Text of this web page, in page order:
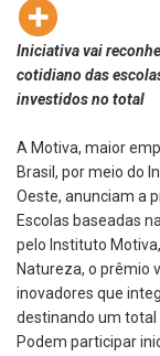
Iniciativa vai
cotidiano das
investidos no total
A Motiva, maior
Brasil, por meio do
Oeste, anunciam a
Escolas baseadas
pelo Instituto
Natureza, o prêmio
inovadores que
destinando um total
Podem participar